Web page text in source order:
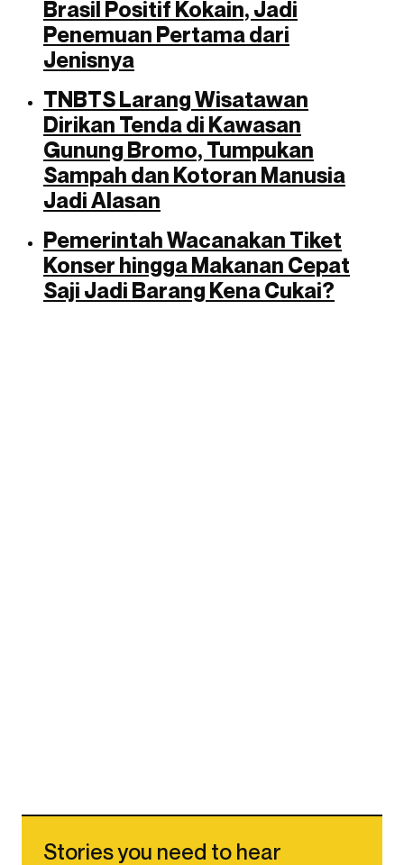
Brasil Positif Kokain, Jadi
Penemuan Pertama dari
Jenisnya
TNBTS Larang Wisatawan
Dirikan Tenda di Kawasan
Gunung Bromo, Tumpukan
Sampah dan Kotoran Manusia
Jadi Alasan
Pemerintah Wacanakan Tiket
Konser hingga Makanan Cepat
Saji Jadi Barang Kena Cukai?
Stories you need to hear